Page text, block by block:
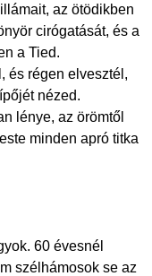
az ötödikben
cirógatását, és a
a Tied.
és régen elvesztél,
nézed.
lénye, az örömtől
minden apró titka
60 évesnél
szélhámosok se az